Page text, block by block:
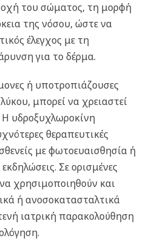
του σώματος, τη μορφή
της νόσου, ώστε να
έλεγχος με τη
για το δέρμα.
ή υποτροπιάζουσες
μπορεί να χρειαστεί
υδροξυχλωροκίνη
θεραπευτικές
με φωτοευαισθησία ή
Σε ορισμένες
χρησιμοποιηθούν και
ή ανοσοκατασταλτικά
ιατρική παρακολούθηση